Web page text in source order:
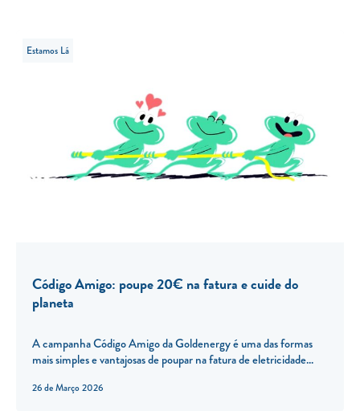
26 de Março 2026
Estamos Lá
Código Amigo: poupe 20€ na fatura e cuide do
planeta
A campanha Código Amigo da Goldenergy é uma das formas
mais simples e vantajosas de poupar na fatura de eletricidade...